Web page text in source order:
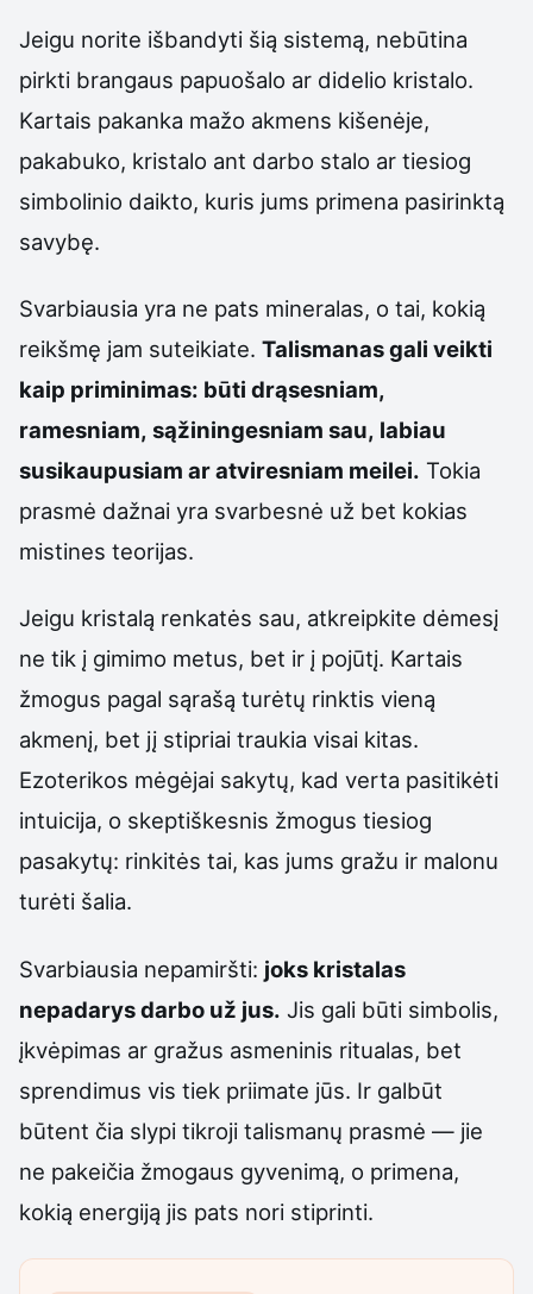
Jeigu norite išbandyti šią sistemą, nebūtina
pirkti brangaus papuošalo ar didelio kristalo.
Kartais pakanka mažo akmens kišenėje,
pakabuko, kristalo ant darbo stalo ar tiesiog
simbolinio daikto, kuris jums primena pasirinktą
savybę.
Svarbiausia yra ne pats mineralas, o tai, kokią
reikšmę jam suteikiate. Talismanas gali veikti
kaip priminimas: būti drąsesniam,
ramesniam, sąžiningesniam sau, labiau
susikaupusiam ar atviresniam meilei. Tokia
prasmė dažnai yra svarbesnė už bet kokias
mistines teorijas.
Jeigu kristalą renkatės sau, atkreipkite dėmesį
ne tik į gimimo metus, bet ir į pojūtį. Kartais
žmogus pagal sąrašą turėtų rinktis vieną
akmenį, bet jį stipriai traukia visai kitas.
Ezoterikos mėgėjai sakytų, kad verta pasitikėti
intuicija, o skeptiškesnis žmogus tiesiog
pasakytų: rinkitės tai, kas jums gražu ir malonu
turėti šalia.
Svarbiausia nepamiršti: joks kristalas
nepadarys darbo už jus. Jis gali būti simbolis,
įkvėpimas ar gražus asmeninis ritualas, bet
sprendimus vis tiek priimate jūs. Ir galbūt
būtent čia slypi tikroji talismanų prasmė — jie
ne pakeičia žmogaus gyvenimą, o primena,
kokią energiją jis pats nori stiprinti.